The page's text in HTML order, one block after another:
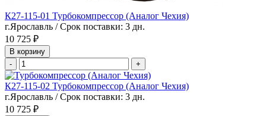
К27-115-01 Турбокомпрессор (Аналог Чехия)
г.Ярославль / Срок поставки: 3 дн.
10 725 ₽
В корзину
-
+
К27-115-02 Турбокомпрессор (Аналог Чехия)
г.Ярославль / Срок поставки: 3 дн.
10 725 ₽